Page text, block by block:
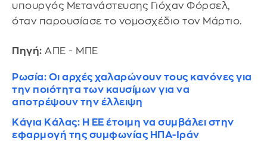
υπουργός Μετανάστευσης Γιόχαν Φόρσελ,
όταν παρουσίασε το νομοσχέδιο τον Μάρτιο.
Πηγή: ΑΠΕ - ΜΠΕ
Ρωσία: Οι αρχές χαλαρώνουν τους κανόνες για
την ποιότητα των καυσίμων για να
αποτρέψουν την έλλειψη
Κάγια Κάλας: Η ΕΕ έτοιμη να συμβάλει στην
εφαρμογή της συμφωνίας ΗΠΑ-Ιράν